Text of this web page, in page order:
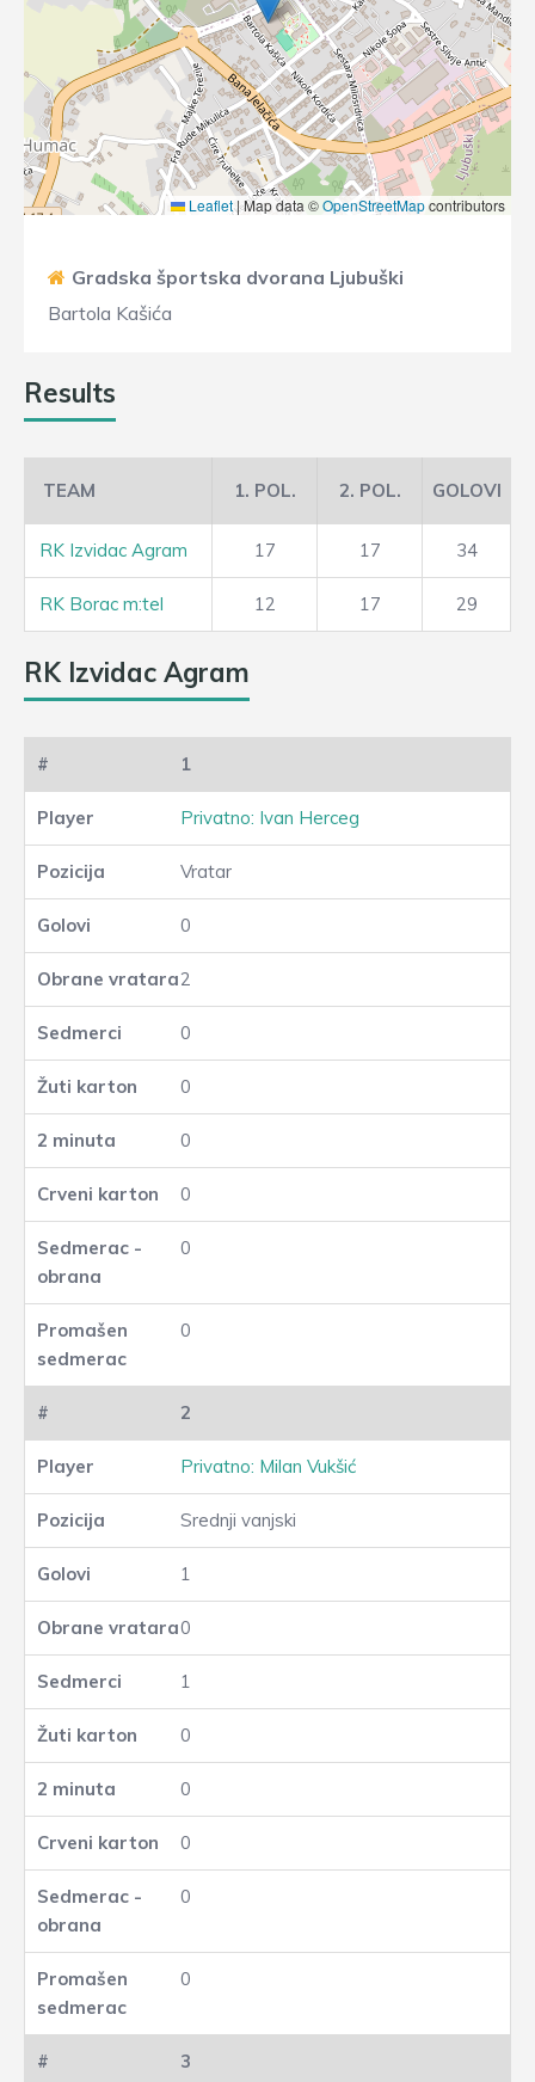
Leaflet |Map data ©OpenStreetMapcontributors
Gradska športska dvorana Ljubuški
Bartola Kašića
Results
TEAM 1. POL. 2. POL. GOLOVI
RK Izvidac Agram 17 17 34
RK Borac m:tel 12 17 29
RK Izvidac Agram
1
Privatno: Ivan Herceg
Vratar
0
2
0
0
0
0
0
0
2
Privatno: Milan Vukšić
Srednji vanjski
1
0
1
0
0
0
0
0
3